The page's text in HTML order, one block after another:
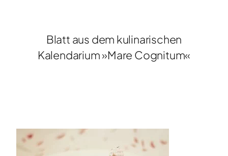
Blatt aus dem kulinarischen
Kalendarium »Mare Cognitum«